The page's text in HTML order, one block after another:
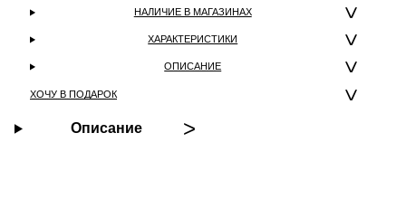
НАЛИЧИЕ В МАГАЗИНАХ
ХАРАКТЕРИСТИКИ
ОПИСАНИЕ
ХОЧУ В ПОДАРОК
Описание